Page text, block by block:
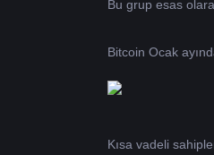
Bitcoin Ocak
Kısa vadeli